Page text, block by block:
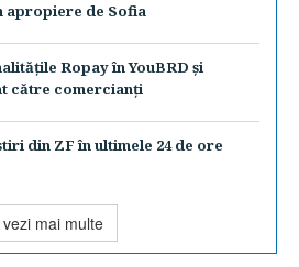
apropiere de Sofia
Ropay în YouBRD şi
către comercianţi
din ZF în ultimele 24 de ore
vezi mai multe